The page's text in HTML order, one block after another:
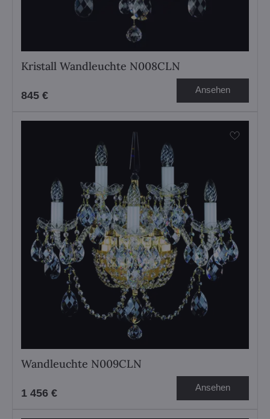
Kristall Wandleuchte N008CLN
845 € Ansehen
Wandleuchte N009CLN
1 456 € Ansehen